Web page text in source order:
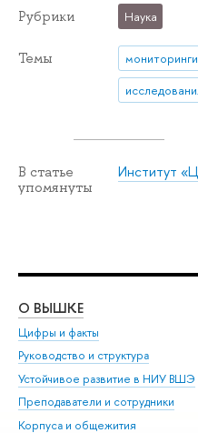
Рубрики Наука
Темы
мониторинги
В статье
упомянуты
Институт
О ВЫШКЕ
Цифры и факты
Руководство и структура
Устойчивое развитие в НИУ ВШЭ
Преподаватели и сотрудники
Корпуса и общежития